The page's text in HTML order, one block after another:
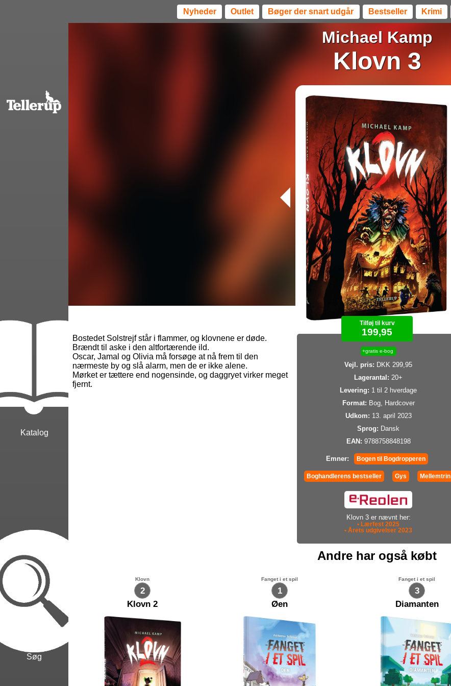
Nyheder Outlet Bøger der snart udgår Bestseller Krimi
Katalog
Søg
Michael Kamp
Klovn 3
Tilføj til kurv
199,95
+gratis e-bog
Vejl. pris: DKK 299,95
Lagerantal: 20+
Levering: 1 til 2 hverdage
Format: Bog, Hardcover
Udkom: 13. april 2023
Sprog: Dansk
EAN: 9788758848198
Emner: Bogen til Bogdropperen
Boghandlerens bestseller Gys Mellemtrin
Klovn 3 er nævnt her:
• Lærfest 2025
• Årets udgivelser 2023
Bostedet Solstrejf står i flammer, og klovnene er døde.
Brændt til aske i den altfortærende ild.
Oscar, Jamal og Olivia må forsøge at nå frem til den
nærmeste by og slå alarm, men de er ikke alene.
Mørket er tættere end nogensinde, og daggryet virker meget
fjernt.
Andre har også købt
2
Klovn
Klovn 2
1
Fanget i et spil
Øen
3
Fanget i et spil
Diamanten